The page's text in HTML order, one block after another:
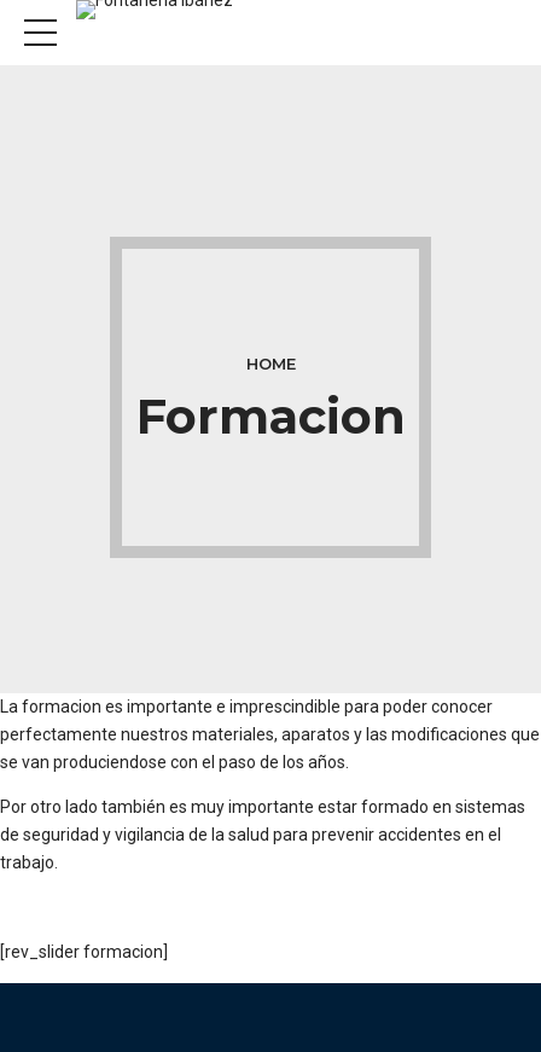
HOME
Formacion
La formacion es importante e imprescindible para poder conocer
perfectamente nuestros materiales, aparatos y las modificaciones que
se van produciendose con el paso de los años.
Por otro lado también es muy importante estar formado en sistemas
de seguridad y vigilancia de la salud para prevenir accidentes en el
trabajo.
[rev_slider formacion]